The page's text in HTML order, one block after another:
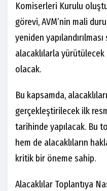
Komiserleri Kurulu
görevi, AVM’nin mali
yeniden
alacaklılarla
olacak.
Bu kapsamda,
gerçekleştirilecek ilk
tarihinde yapılacak. Bu
hem de alacaklıların
kritik bir öneme sahip.
Alacaklılar Toplantıya